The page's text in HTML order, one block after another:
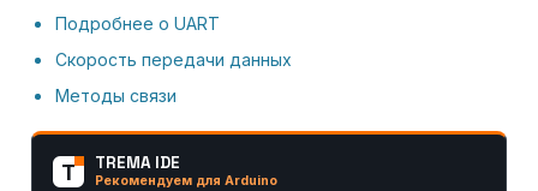
Подробнее о UART
Скорость передачи данных
Методы связи
T TREMA IDE
Рекомендуем для Arduino